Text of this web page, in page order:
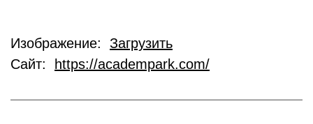
Изображение: Загрузить
Сайт:
https://academpark.com/